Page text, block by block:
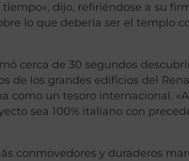
dijo, refiriéndose a su
lo que debería ser el templo
cerca de 30 segundos
de los grandes edificios del
como un tesoro internacional.
sea 100% italiano con
conmovedores y duraderos